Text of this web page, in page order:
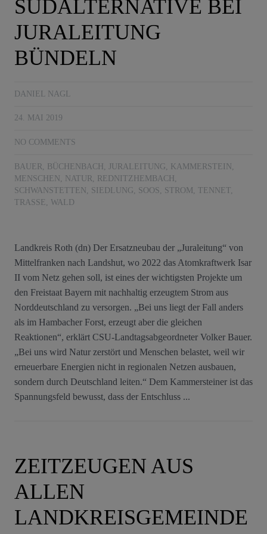
SÜDALTERNATIVE BEI
JURALEITUNG
BÜNDELN
DANIEL NAGL
24. MAI 2019
NO COMMENTS
BAUER BÜCHENBACH JURALEITUNG KAMMERSTEIN
MENSCHEN
NATUR REDNITZHEMBACH
SCHWANSTETTEN
SIEDLUNG SOOS STROM TENNET
TRASSE
WALD
Landkreis Roth (dn) Der Ersatzneubau der „Juraleitung“ von
Mittelfranken nach Landshut, wo 2022 das Atomkraftwerk Isar
II vom Netz gehen soll, ist eines der wichtigsten Projekte um
den Freistaat Bayern mit nachhaltig erzeugtem Strom aus
Norddeutschland zu versorgen. „Bei uns liegt der Fall anders
als im Hambacher Forst, erzeugt aber die gleichen
Reaktionen“, erklärt CSU-Landtagsabgeordneter Volker Bauer.
„Bei uns wird Natur zerstört und Menschen belastet, weil wir
erneuerbare Energien nicht in regionalen Netzen ausbauen,
sondern durch Deutschland leiten.“ Dem Kammersteiner ist das
Spannungsfeld bewusst, dass der Entschluss ...
ZEITZEUGEN AUS
ALLEN
LANDKREISGEMEINDE